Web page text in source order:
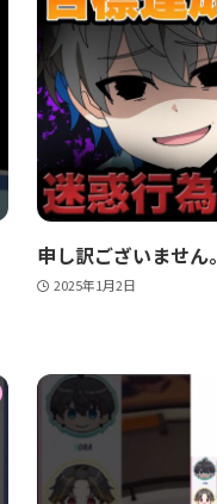
申し訳ございません。
2025年1月2日